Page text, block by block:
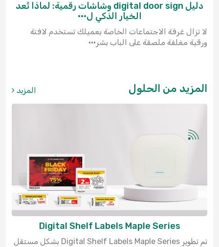
دليل digital door sign وشاشات رقمية: لماذا تُعد
الخيار الذكي ل···
لا تزال غرفة الاجتماعات الخاصة بعميلك تستخدم لافتة
ورقية مغلفة ملصقة على الباب بشر···
المزيد من الحلول المزيد
Digital Shelf Labels Maple Series
تم تطوير Digital Shelf Labels Maple Series بشكل مستقل